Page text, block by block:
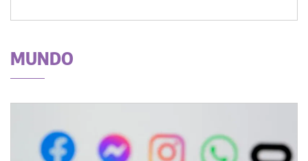
MUNDO